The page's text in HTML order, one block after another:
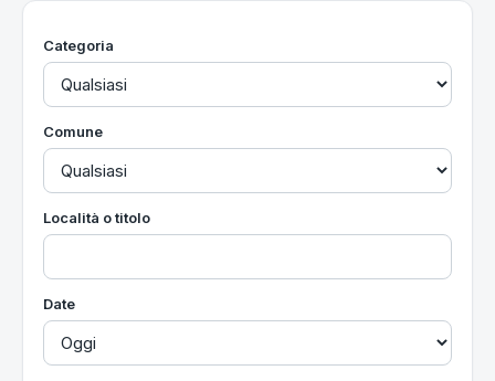
Utilità
Categoria
Comune
Località o titolo
Date